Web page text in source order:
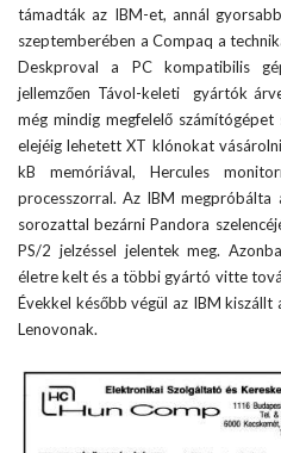
támadták az IBM-et, annál
szeptemberében a Compaq a
Deskproval a PC kompatibilis
jellemzően Távol-keleti gyártók
még mindig megfelelő számítógépet
elejéig lehetett XT klónokat
kB memóriával, Hercules
processzorral. Az IBM megpróbálta
sorozattal bezárni Pandora
PS/2 jelzéssel jelentek meg.
életre kelt és a többi gyártó vitte
Évekkel később végül az IBM
Lenovonak.